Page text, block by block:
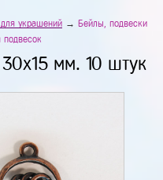
украшений→ Бейлы, подвески
подвесок
мм. 10 штук